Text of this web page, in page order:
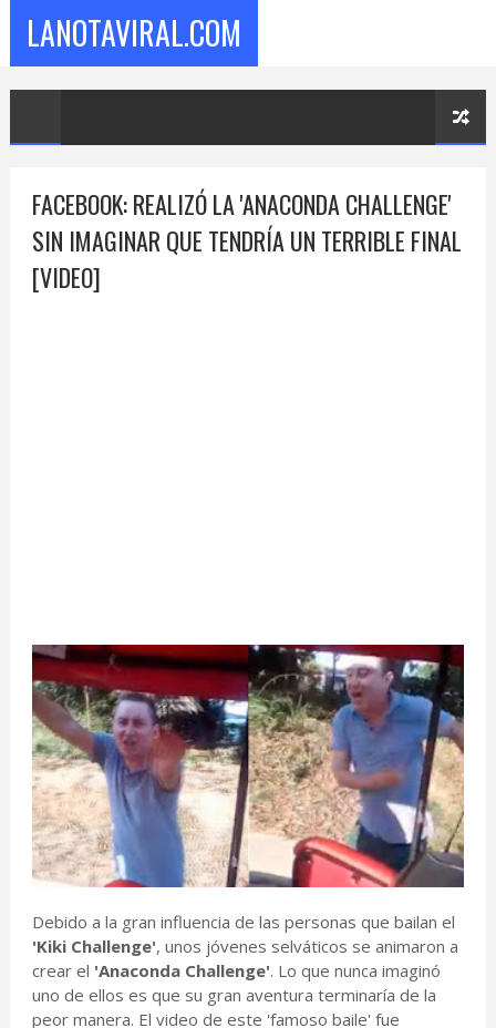
LANOTAVIRAL.COM
FACEBOOK: REALIZÓ LA 'ANACONDA CHALLENGE'
SIN IMAGINAR QUE TENDRÍA UN TERRIBLE FINAL
[VIDEO]
Debido a la gran influencia de las personas que bailan el
'Kiki Challenge', unos jóvenes selváticos se animaron a
crear el 'Anaconda Challenge'. Lo que nunca imaginó
uno de ellos es que su gran aventura terminaría de la
peor manera. El video de este 'famoso baile' fue